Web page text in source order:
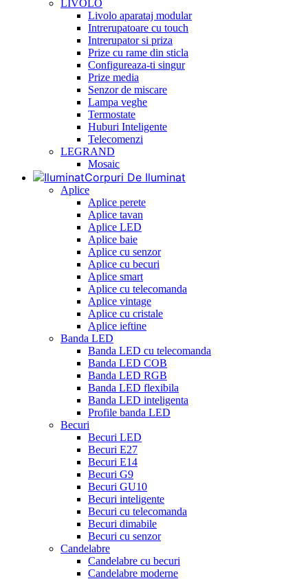
LIVOLO
Livolo aparataj modular
Intrerupatoare cu touch
Intrerupator si priza
Prize cu rame din sticla
Configureaza-ti singur
Prize media
Senzor de miscare
Lampa veghe
Termostate
Huburi Inteligente
Telecomenzi
LEGRAND
Mosaic
Corpuri De Iluminat
Aplice
Aplice perete
Aplice tavan
Aplice LED
Aplice baie
Aplice cu senzor
Aplice cu becuri
Aplice smart
Aplice cu telecomanda
Aplice vintage
Aplice cu cristale
Aplice ieftine
Banda LED
Banda LED cu telecomanda
Banda LED COB
Banda LED RGB
Banda LED flexibila
Banda LED inteligenta
Profile banda LED
Becuri
Becuri LED
Becuri E27
Becuri E14
Becuri G9
Becuri GU10
Becuri inteligente
Becuri cu telecomanda
Becuri dimabile
Becuri cu senzor
Candelabre
Candelabre cu becuri
Candelabre moderne